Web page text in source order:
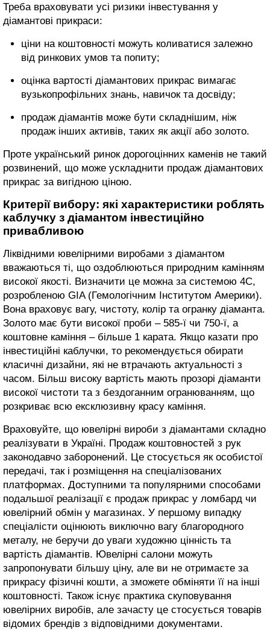
Треба враховувати усі ризики інвестування у
діамантові прикраси:
ціни на коштовності можуть коливатися залежно
від ринкових умов та попиту;
оцінка вартості діамантових прикрас вимагає
вузькопрофільних знань, навичок та досвіду;
продаж діамантів може бути складнішим, ніж
продаж інших активів, таких як акції або золото.
Проте український ринок дорогоцінних каменів не такий
розвинений, що може ускладнити продаж діамантових
прикрас за вигідною ціною.
Критерії вибору: які характеристики роблять
каблучку з діамантом інвестиційно
привабливою
Ліквідними ювелірними виробами з діамантом
вважаються ті, що оздоблюються природним камінням
високої якості. Визначити це можна за системою 4С,
розробленою GIA (Гемологічним Інститутом Америки).
Вона враховує вагу, чистоту, колір та огранку діаманта.
Золото має бути високої проби – 585-ї чи 750-ї, а
коштовне каміння – більше 1 карата. Якщо казати про
інвестиційні каблучки, то рекомендується обирати
класичні дизайни, які не втрачають актуальності з
часом. Більш високу вартість мають прозорі діаманти
високої чистоти та з бездоганним огранюванням, що
розкриває всю ексклюзивну красу каміння.
Враховуйте, що ювелірні вироби з діамантами складно
реалізувати в Україні. Продаж коштовностей з рук
законодавчо заборонений. Це стосується як особистої
передачі, так і розміщення на спеціалізованих
платформах. Доступними та популярними способами
подальшої реалізації є продаж прикрас у ломбард чи
ювелірний обмін у магазинах. У першому випадку
спеціалісти оцінюють виключно вагу благородного
металу, не беручи до уваги художню цінність та
вартість діамантів. Ювелірні салони можуть
запропонувати більшу ціну, але ви не отримаєте за
прикрасу фізичні кошти, а зможете обміняти її на інші
коштовності. Також існує практика скуповування
ювелірних виробів, але зачасту це стосується товарів
відомих брендів з відповідними документами.